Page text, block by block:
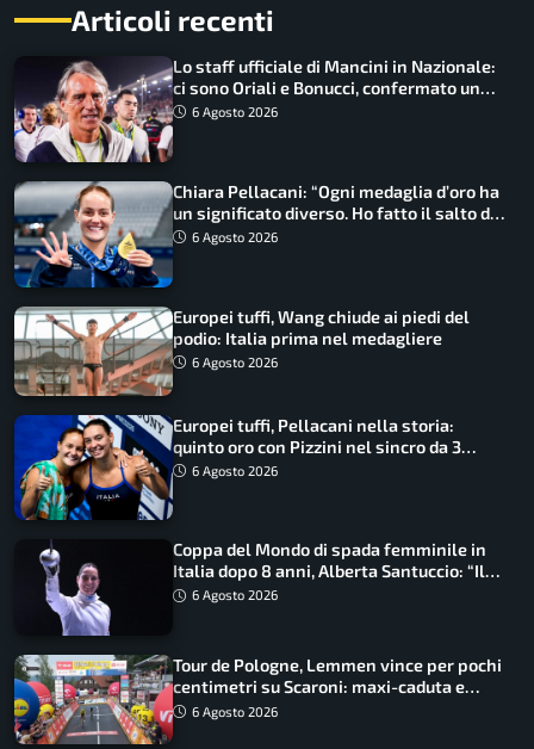
Articoli recenti
Lo staff ufficiale di Mancini in Nazionale:
ci sono Oriali e Bonucci, confermato un
ritorno
6 Agosto 2026
Chiara Pellacani: “Ogni medaglia d’oro ha
un significato diverso. Ho fatto il salto di
qualità”
6 Agosto 2026
Europei tuffi, Wang chiude ai piedi del
podio: Italia prima nel medagliere
6 Agosto 2026
Europei tuffi, Pellacani nella storia:
quinto oro con Pizzini nel sincro da 3
metri
6 Agosto 2026
Coppa del Mondo di spada femminile in
Italia dopo 8 anni, Alberta Santuccio: “Il
lavoro dà sempre i suoi frutti”
6 Agosto 2026
Tour de Pologne, Lemmen vince per pochi
centimetri su Scaroni: maxi-caduta e
tappa accorciata
6 Agosto 2026